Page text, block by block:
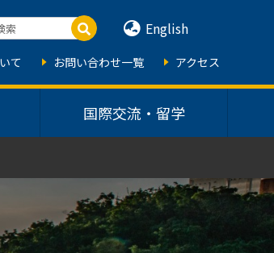
国際交流・留学
English
て お問い合わせ一覧 アクセス